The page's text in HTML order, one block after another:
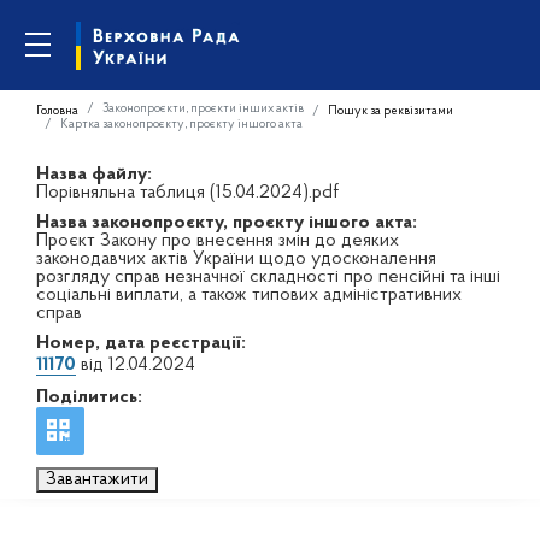
Головна Законопроєкти, проєкти інших актів
Пошук за реквізитами
Картка законопроєкту, проєкту іншого акта
Назва файлу:
Порівняльна таблиця (15.04.2024).pdf
Назва законопроєкту, проєкту іншого акта:
Проєкт Закону про внесення змін до деяких
законодавчих актів України щодо удосконалення
розгляду справ незначної складності про пенсійні та інші
соціальні виплати, а також типових адміністративних
справ
Номер, дата реєстрації:
11170 від 12.04.2024
Поділитись:
Завантажити